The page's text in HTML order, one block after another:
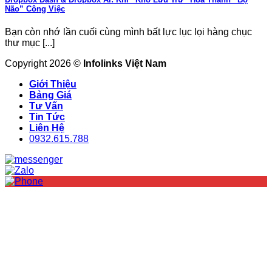
Não” Công Việc
Bạn còn nhớ lần cuối cùng mình bất lực lục lọi hàng chục
thư mục [...]
Copyright 2026 © Infolinks Việt Nam
Giới Thiệu
Bảng Giá
Tư Vấn
Tin Tức
Liên Hệ
0932.615.788